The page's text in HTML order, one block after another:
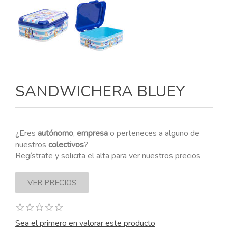
SANDWICHERA BLUEY
¿Eres autónomo, empresao perteneces a alguno de
nuestros colectivos?
Regístrate y solicita el alta para ver nuestros precios
Sea el primero en valorar este producto